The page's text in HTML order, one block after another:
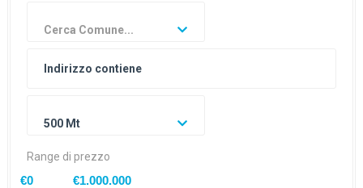
Cerca Comune...
500 Mt
Range di prezzo
€0 €1.000.000